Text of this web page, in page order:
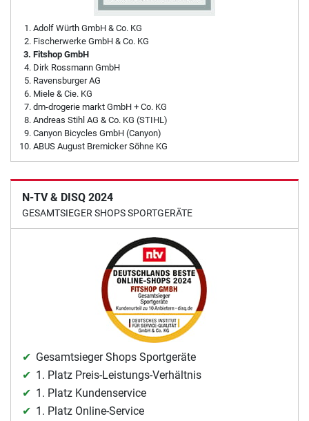
Adolf Würth GmbH & Co. KG
Fischerwerke GmbH & Co. KG
Fitshop GmbH
Dirk Rossmann GmbH
Ravensburger AG
Miele & Cie. KG
dm-drogerie markt GmbH + Co. KG
Andreas Stihl AG & Co. KG (STIHL)
Canyon Bicycles GmbH (Canyon)
ABUS August Bremicker Söhne KG
N-TV & DISQ 2024
GESAMTSIEGER SHOPS SPORTGERÄTE
Gesamtsieger Shops Sportgeräte
1. Platz Preis-Leistungs-Verhältnis
1. Platz Kundenservice
1. Platz Online-Service